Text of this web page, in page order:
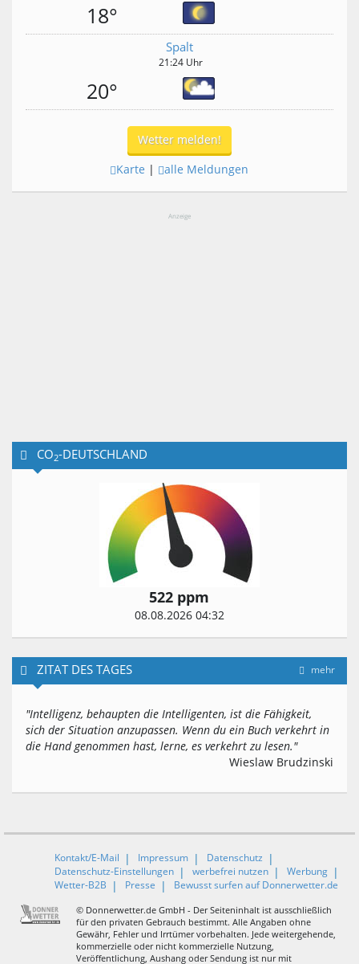
18°
Spalt
21:24 Uhr
20°
Wetter melden!
Karte | alle Meldungen
Anzeige
CO2-DEUTSCHLAND
522 ppm
08.08.2026 04:32
mehr
ZITAT DES TAGES
"Intelligenz, behaupten die Intelligenten, ist die Fähigkeit,
sich der Situation anzupassen. Wenn du ein Buch verkehrt in
die Hand genommen hast, lerne, es verkehrt zu lesen."
Wieslaw Brudzinski
Kontakt/E-Mail Impressum
Datenschutz
Datenschutz-Einstellungen
werbefrei nutzen
Werbung
Wetter-B2B
Presse Bewusst surfen auf Donnerwetter.de
© Donnerwetter.de GmbH - Der Seiteninhalt ist ausschließlich
für den privaten Gebrauch bestimmt. Alle Angaben ohne
Gewähr, Fehler und Irrtümer vorbehalten. Jede weitergehende,
kommerzielle oder nicht kommerzielle Nutzung,
Veröffentlichung, Aushang oder Sendung ist nur mit